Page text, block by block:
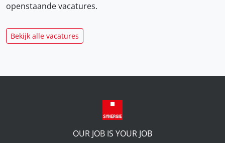
openstaande vacatures.
Bekijk alle vacatures
OUR JOB IS YOUR JOB